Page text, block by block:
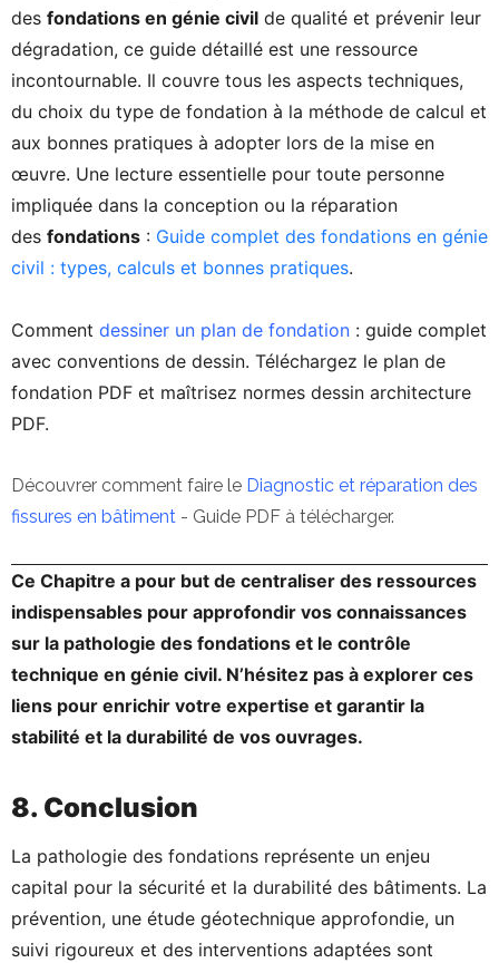
des fondations en génie civil de qualité et prévenir leur
dégradation, ce guide détaillé est une ressource
incontournable. Il couvre tous les aspects techniques,
du choix du type de fondation à la méthode de calcul et
aux bonnes pratiques à adopter lors de la mise en
œuvre. Une lecture essentielle pour toute personne
impliquée dans la conception ou la réparation
des fondations : Guide complet des fondations en génie
civil : types, calculs et bonnes pratiques.
Comment dessiner un plan de fondation : guide complet
avec conventions de dessin. Téléchargez le plan de
fondation PDF et maîtrisez normes dessin architecture
PDF.
Découvrer comment faire le Diagnostic et réparation des
fissures en bâtiment - Guide PDF à télécharger.
Ce Chapitre a pour but de centraliser des ressources
indispensables pour approfondir vos connaissances
sur la pathologie des fondations et le contrôle
technique en génie civil. N’hésitez pas à explorer ces
liens pour enrichir votre expertise et garantir la
stabilité et la durabilité de vos ouvrages.
8. Conclusion
La pathologie des fondations représente un enjeu
capital pour la sécurité et la durabilité des bâtiments. La
prévention, une étude géotechnique approfondie, un
suivi rigoureux et des interventions adaptées sont